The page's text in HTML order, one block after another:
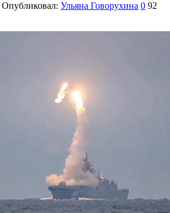
Опубликовал: Ульяна Говорухина 0 92